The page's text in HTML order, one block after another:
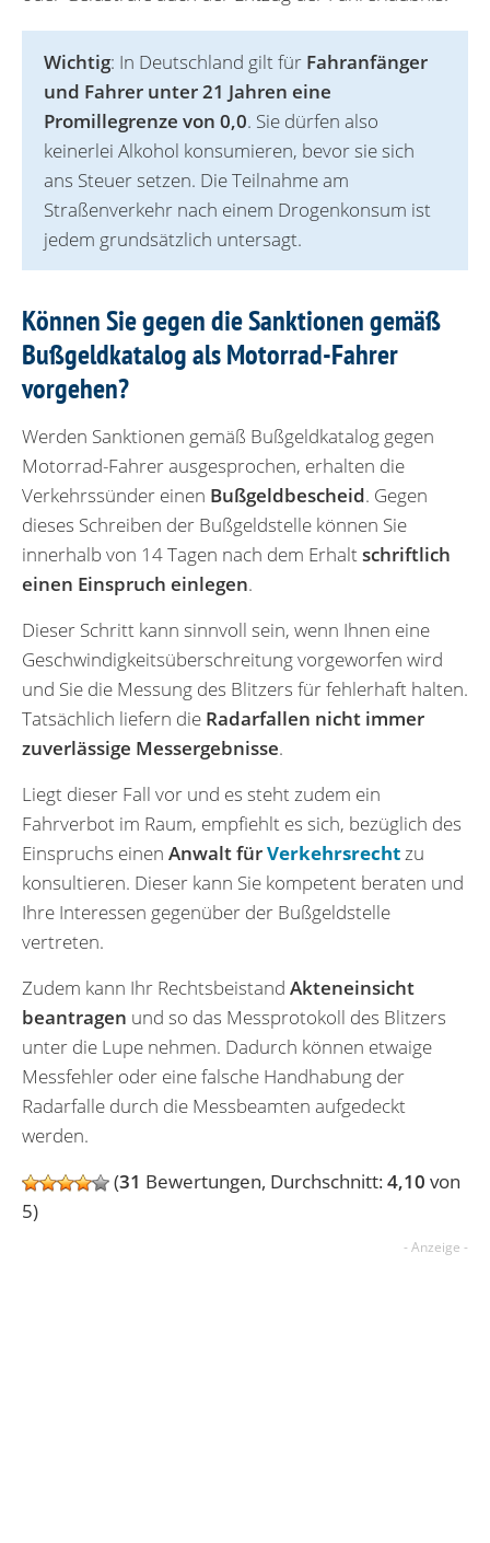
Wichtig: In Deutschland gilt für Fahranfänger
und Fahrer unter 21 Jahren eine
Promillegrenze von 0,0. Sie dürfen also
keinerlei Alkohol konsumieren, bevor sie sich
ans Steuer setzen. Die Teilnahme am
Straßenverkehr nach einem Drogenkonsum ist
jedem grundsätzlich untersagt.
Können Sie gegen die Sanktionen gemäß
Bußgeldkatalog als Motorrad-Fahrer
vorgehen?
Werden Sanktionen gemäß Bußgeldkatalog gegen
Motorrad-Fahrer ausgesprochen, erhalten die
Verkehrssünder einen Bußgeldbescheid. Gegen
dieses Schreiben der Bußgeldstelle können Sie
innerhalb von 14 Tagen nach dem Erhaltschriftlich
einen Einspruch einlegen.
Dieser Schritt kann sinnvoll sein, wenn Ihnen eine
Geschwindigkeitsüberschreitung vorgeworfen wird
und Sie die Messung des Blitzers für fehlerhaft halten.
Tatsächlich liefern die Radarfallen nicht immer
zuverlässige Messergebnisse.
Liegt dieser Fall vor und es steht zudem ein
Fahrverbot im Raum, empfiehlt es sich, bezüglich des
Einspruchs einen Anwalt fürVerkehrsrechtzu
konsultieren. Dieser kann Sie kompetent beraten und
Ihre Interessen gegenüber der Bußgeldstelle
vertreten.
Zudem kann Ihr Rechtsbeistand Akteneinsicht
beantragen und so das Messprotokoll des Blitzers
unter die Lupe nehmen. Dadurch können etwaige
Messfehler oder eine falsche Handhabung der
Radarfalle durch die Messbeamten aufgedeckt
werden.
(31 Bewertungen, Durchschnitt:4,10 von
5)